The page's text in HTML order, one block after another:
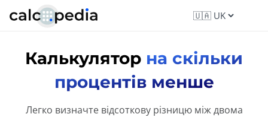
Калькулятор на скільки
процентів менше
Легко визначте відсоткову різницю між двома